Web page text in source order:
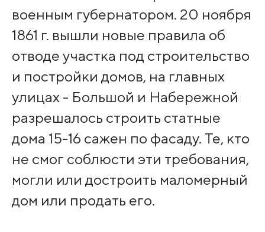
военным губернатором. 20 ноября
1861 г. вышли новые правила об
отводе участка под строительство
и постройки домов, на главных
улицах - Большой и Набережной
разрешалось строить статные
дома 15-16 сажен по фасаду. Те, кто
не смог соблюсти эти требования,
могли или достроить маломерный
дом или продать его.